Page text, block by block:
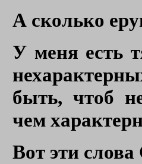
А сколько
У меня есть
быть, чтоб
чем
Вот эти